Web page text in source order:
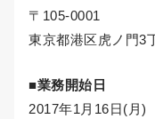
〒105-0001
東京都港区虎ノ門3
■業務開始日
2017年1月16日(月)